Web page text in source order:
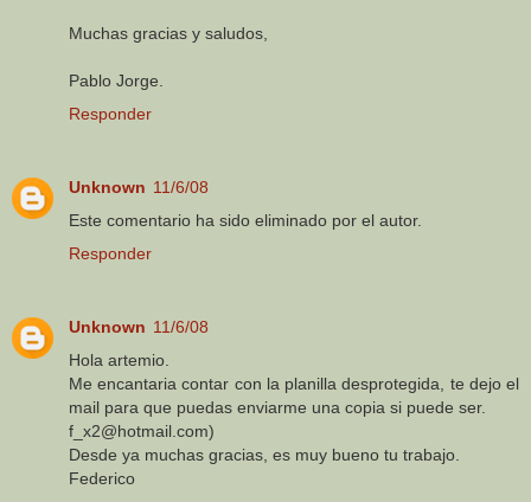
Muchas gracias y saludos,
Pablo Jorge.
Responder
Unknown 11/6/08
Este comentario ha sido eliminado por el autor.
Responder
Unknown 11/6/08
Hola artemio.
Me encantaria contar con la planilla desprotegida, te dejo el
mail para que puedas enviarme una copia si puede ser.
f_x2@hotmail.com)
Desde ya muchas gracias, es muy bueno tu trabajo.
Federico